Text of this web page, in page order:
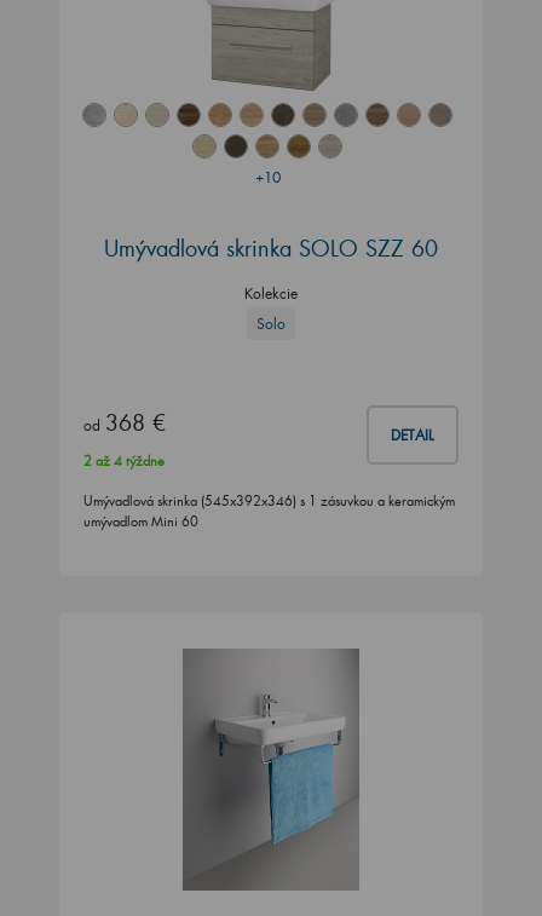
+10
Umývadlová skrinka SOLO SZZ 60
Kolekcie
Solo
od 368 € DETAIL
2 až 4 týždne
Umývadlová skrinka (545x392x346) s 1 zásuvkou a keramickým
umývadlom Mini 60